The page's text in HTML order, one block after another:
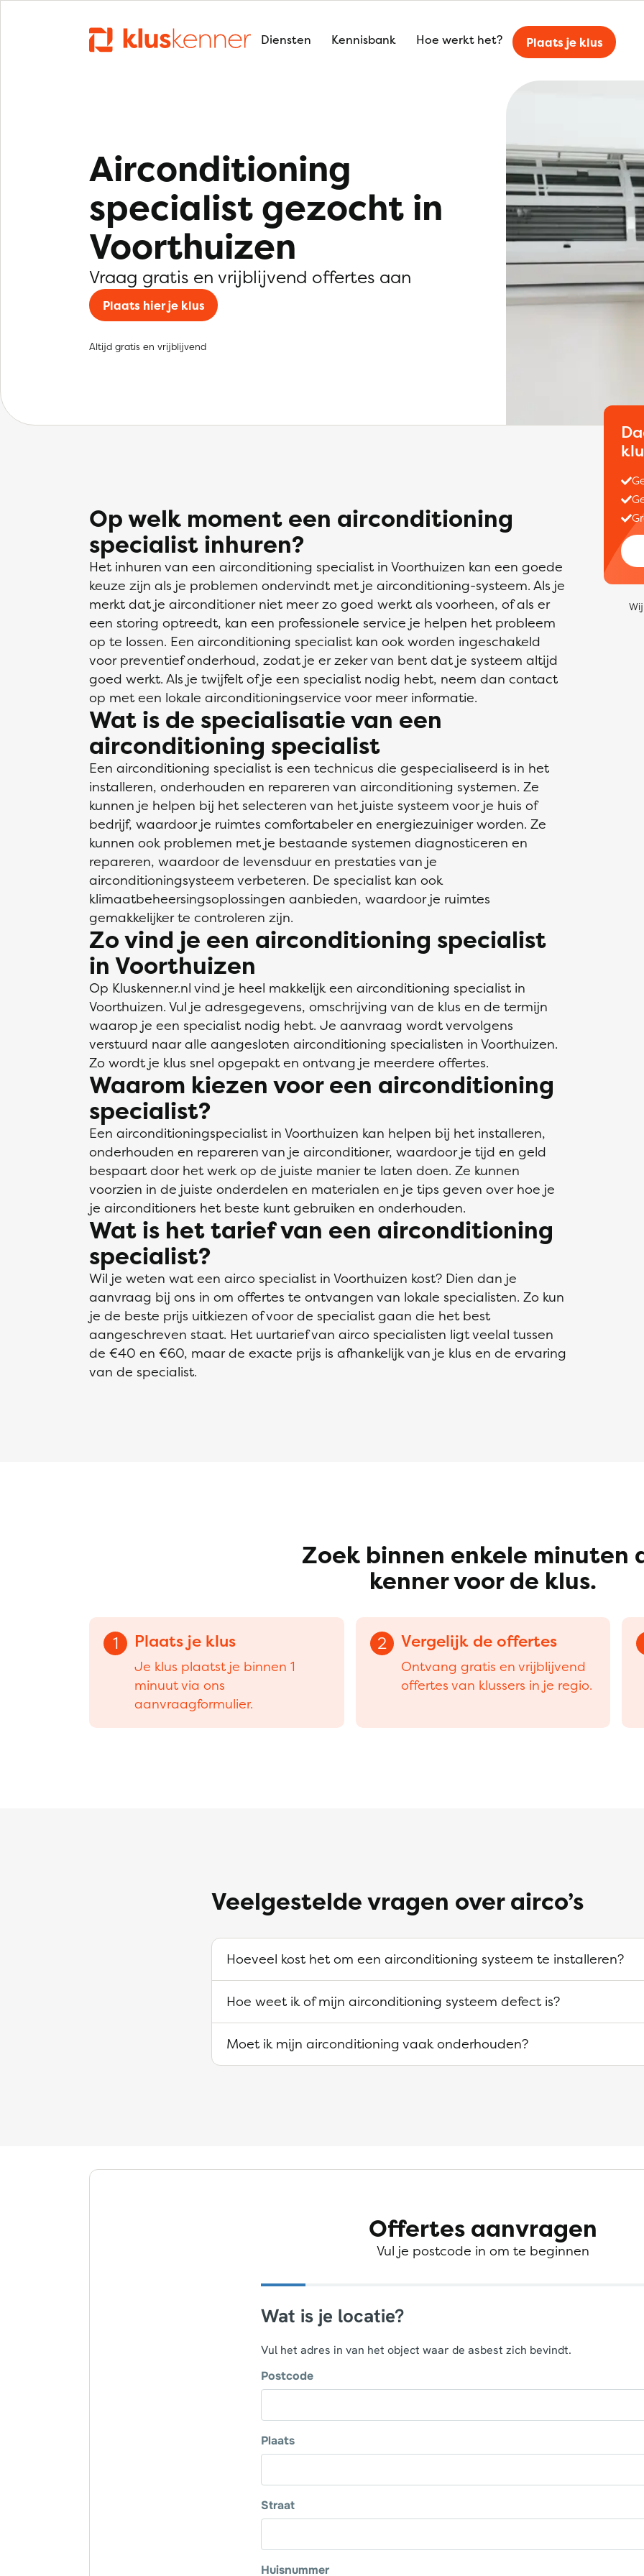
Diensten Kennisbank Hoe werkt het? Plaats je klus
Airconditioning
specialist gezocht in
Voorthuizen
Vraag gratis en vrijblijvend offertes aan
Plaats hier je klus
Altijd gratis en vrijblijvend
Op welk moment een airconditioning
specialist inhuren?
Het inhuren van een airconditioning specialist in Voorthuizen kan een goede
keuze zijn als je problemen ondervindt met je airconditioning-systeem. Als je
merkt dat je airconditioner niet meer zo goed werkt als voorheen, of als er
een storing optreedt, kan een professionele service je helpen het probleem
op te lossen. Een airconditioning specialist kan ook worden ingeschakeld
voor preventief onderhoud, zodat je er zeker van bent dat je systeem altijd
goed werkt. Als je twijfelt of je een specialist nodig hebt, neem dan contact
op met een lokale airconditioningservice voor meer informatie.
Wat is de specialisatie van een
airconditioning specialist
Een airconditioning specialist is een technicus die gespecialiseerd is in het
installeren, onderhouden en repareren van airconditioning systemen. Ze
kunnen je helpen bij het selecteren van het juiste systeem voor je huis of
bedrijf, waardoor je ruimtes comfortabeler en energiezuiniger worden. Ze
kunnen ook problemen met je bestaande systemen diagnosticeren en
repareren, waardoor de levensduur en prestaties van je
airconditioningsysteem verbeteren. De specialist kan ook
klimaatbeheersingsoplossingen aanbieden, waardoor je ruimtes
gemakkelijker te controleren zijn.
Zo vind je een airconditioning specialist
in Voorthuizen
Op Kluskenner.nl vind je heel makkelijk een airconditioning specialist in
Voorthuizen. Vul je adresgegevens, omschrijving van de klus en de termijn
waarop je een specialist nodig hebt. Je aanvraag wordt vervolgens
verstuurd naar alle aangesloten airconditioning specialisten in Voorthuizen.
Zo wordt je klus snel opgepakt en ontvang je meerdere offertes.
Waarom kiezen voor een airconditioning
specialist?
Een airconditioningspecialist in Voorthuizen kan helpen bij het installeren,
onderhouden en repareren van je airconditioner, waardoor je tijd en geld
bespaart door het werk op de juiste manier te laten doen. Ze kunnen
voorzien in de juiste onderdelen en materialen en je tips geven over hoe je
je airconditioners het beste kunt gebruiken en onderhouden.
Wat is het tarief van een airconditioning
specialist?
Wil je weten wat een airco specialist in Voorthuizen kost? Dien dan je
aanvraag bij ons in om offertes te ontvangen van lokale specialisten. Zo kun
je de beste prijs uitkiezen of voor de specialist gaan die het best
aangeschreven staat. Het uurtarief van airco specialisten ligt veelal tussen
de €40 en €60, maar de exacte prijs is afhankelijk van je klus en de ervaring
van de specialist.
Zoek binnen enkele minuten
kenner voor de klus.
1 Plaats je klus
Je klus plaatst je binnen 1
minuut via ons
aanvraagformulier.
2 Vergelijk de offertes
Ontvang gratis en vrijblijvend
offertes van klussers in je regio.
Veelgestelde vragen over airco’s
Hoeveel kost het om een airconditioning systeem te installeren?
Hoe weet ik of mijn airconditioning systeem defect is?
Moet ik mijn airconditioning vaak onderhouden?
Offertes aanvragen
Vul je postcode in om te beginnen